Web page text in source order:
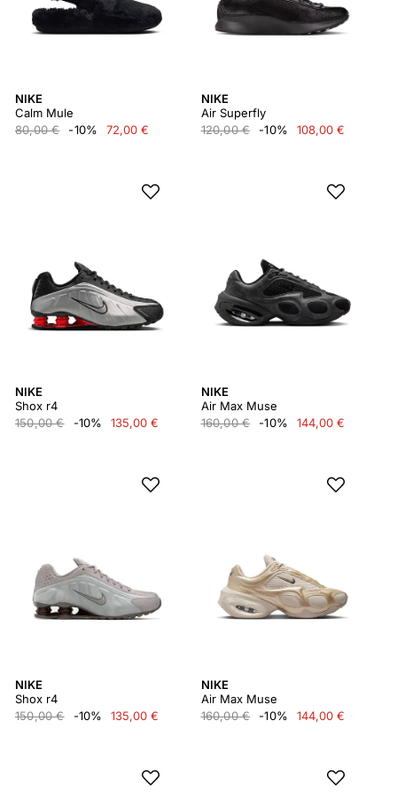
NIKE
Calm Mule
80,00 €
-10% 72,00 €
NIKE
Air Superfly
120,00 €
-10% 108,00 €
NIKE
Shox r4
150,00 €
-10% 135,00 €
NIKE
Air Max Muse
160,00 €
-10% 144,00 €
NIKE
Shox r4
150,00 €
-10% 135,00 €
NIKE
Air Max Muse
160,00 €
-10% 144,00 €